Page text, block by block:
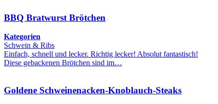
BBQ Bratwurst Brötchen
Kategorien
Schwein & Ribs
Einfach, schnell und lecker. Richtig lecker! Absolut fantastisch!
Diese gebackenen Brötchen sind im…
Goldene Schweinenacken-Knoblauch-Steaks